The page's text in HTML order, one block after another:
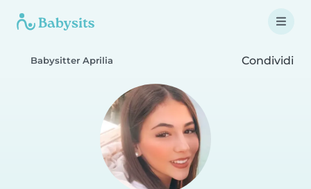
Babysitter Aprilia Condividi